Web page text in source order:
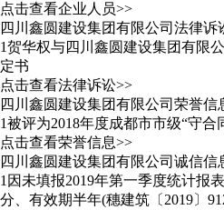
点击查看企业人员>>
四川鑫圆建设集团有限公司法律诉
1贺华权与四川鑫圆建设集团有限
定书
点击查看法律诉讼>>
四川鑫圆建设集团有限公司荣誉信
1被评为2018年度成都市市级“守合
点击查看荣誉信息>>
四川鑫圆建设集团有限公司诚信信
1 因未填报2019年第一季度统计报
分、有效期半年(穗建筑〔2019〕